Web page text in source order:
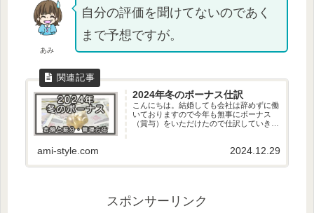
あみ
自分の評価を聞けてないのであく
まで予想ですが。
2024年冬のボーナス仕訳
こんにちは。結婚しても会社は辞めずに働
いておりますので今年も無事にボーナス
（賞与）をいただけたので仕訳していきた
ami-style.com 2024.12.29
スポンサーリンク